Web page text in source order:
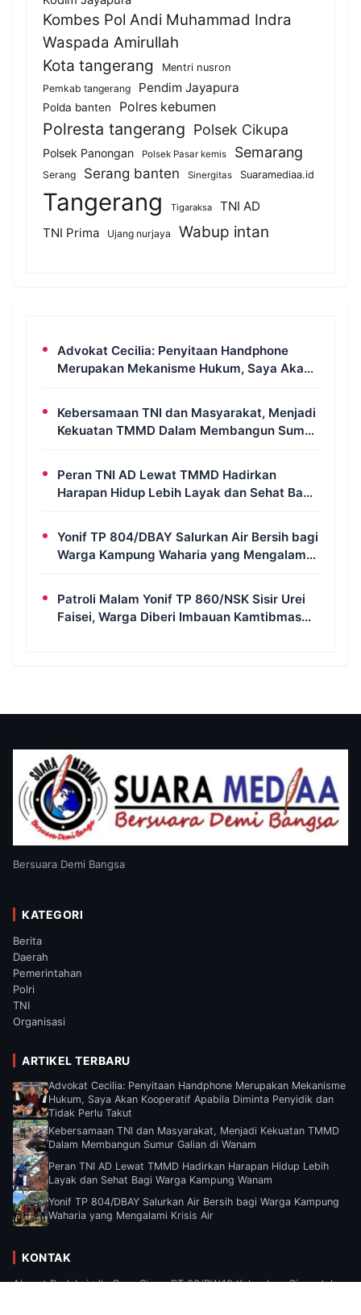
Kombes Pol Andi Muhammad Indra
Waspada Amirullah
Kota tangerang
Mentri nusron
Pemkab tangerang
Pendim Jayapura
Polda banten Polres kebumen
Polresta tangerang Polsek Cikupa
Polsek Panongan Polsek Pasar kemis Semarang
Serang Serang banten Sinergitas Suaramediaa.id
Tangerang Tigaraksa
TNI AD
TNI Prima
Ujang nurjaya Wabup intan
Advokat Cecilia: Penyitaan Handphone
Merupakan Mekanisme Hukum, Saya Akan
Kooperatif Apabila Diminta Penyidik dan
Kebersamaan TNI dan Masyarakat, Menjadi
Kekuatan TMMD Dalam Membangun Sumur
Galian di Wanam
Peran TNI AD Lewat TMMD Hadirkan
Harapan Hidup Lebih Layak dan Sehat Bagi
Warga Kampung Wanam
Yonif TP 804/DBAY Salurkan Air Bersih bagi
Warga Kampung Waharia yang Mengalami
Krisis Air
Patroli Malam Yonif TP 860/NSK Sisir Urei
Faisei, Warga Diberi Imbauan Kamtibmas
Bersuara Demi Bangsa
KATEGORI
Berita
Daerah
Pemerintahan
Polri
TNI
Organisasi
ARTIKEL TERBARU
Advokat Cecilia: Penyitaan Handphone Merupakan Mekanisme
Hukum, Saya Akan Kooperatif Apabila Diminta Penyidik dan
Tidak Perlu Takut
Kebersamaan TNI dan Masyarakat, Menjadi Kekuatan TMMD
Dalam Membangun Sumur Galian di Wanam
Peran TNI AD Lewat TMMD Hadirkan Harapan Hidup Lebih
Layak dan Sehat Bagi Warga Kampung Wanam
Yonif TP 804/DBAY Salurkan Air Bersih bagi Warga Kampung
Waharia yang Mengalami Krisis Air
KONTAK
Alamat Redaksi :Jln Raya Sipon RT.03/RW.19 Kelurahan Cipondoh,